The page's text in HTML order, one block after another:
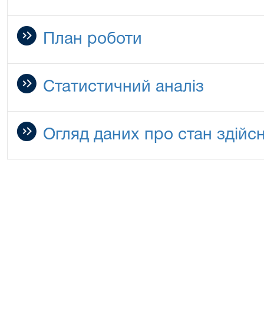
План роботи
Статистичний аналіз
Огляд даних про стан